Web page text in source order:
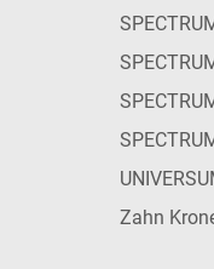
Zahn